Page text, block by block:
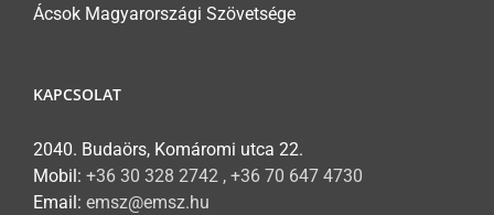
Ácsok Magyarországi Szövetsége
KAPCSOLAT
2040. Budaörs, Komáromi utca 22.
Mobil: +36 30 328 2742 , +36 70 647 4730
Email: emsz@emsz.hu